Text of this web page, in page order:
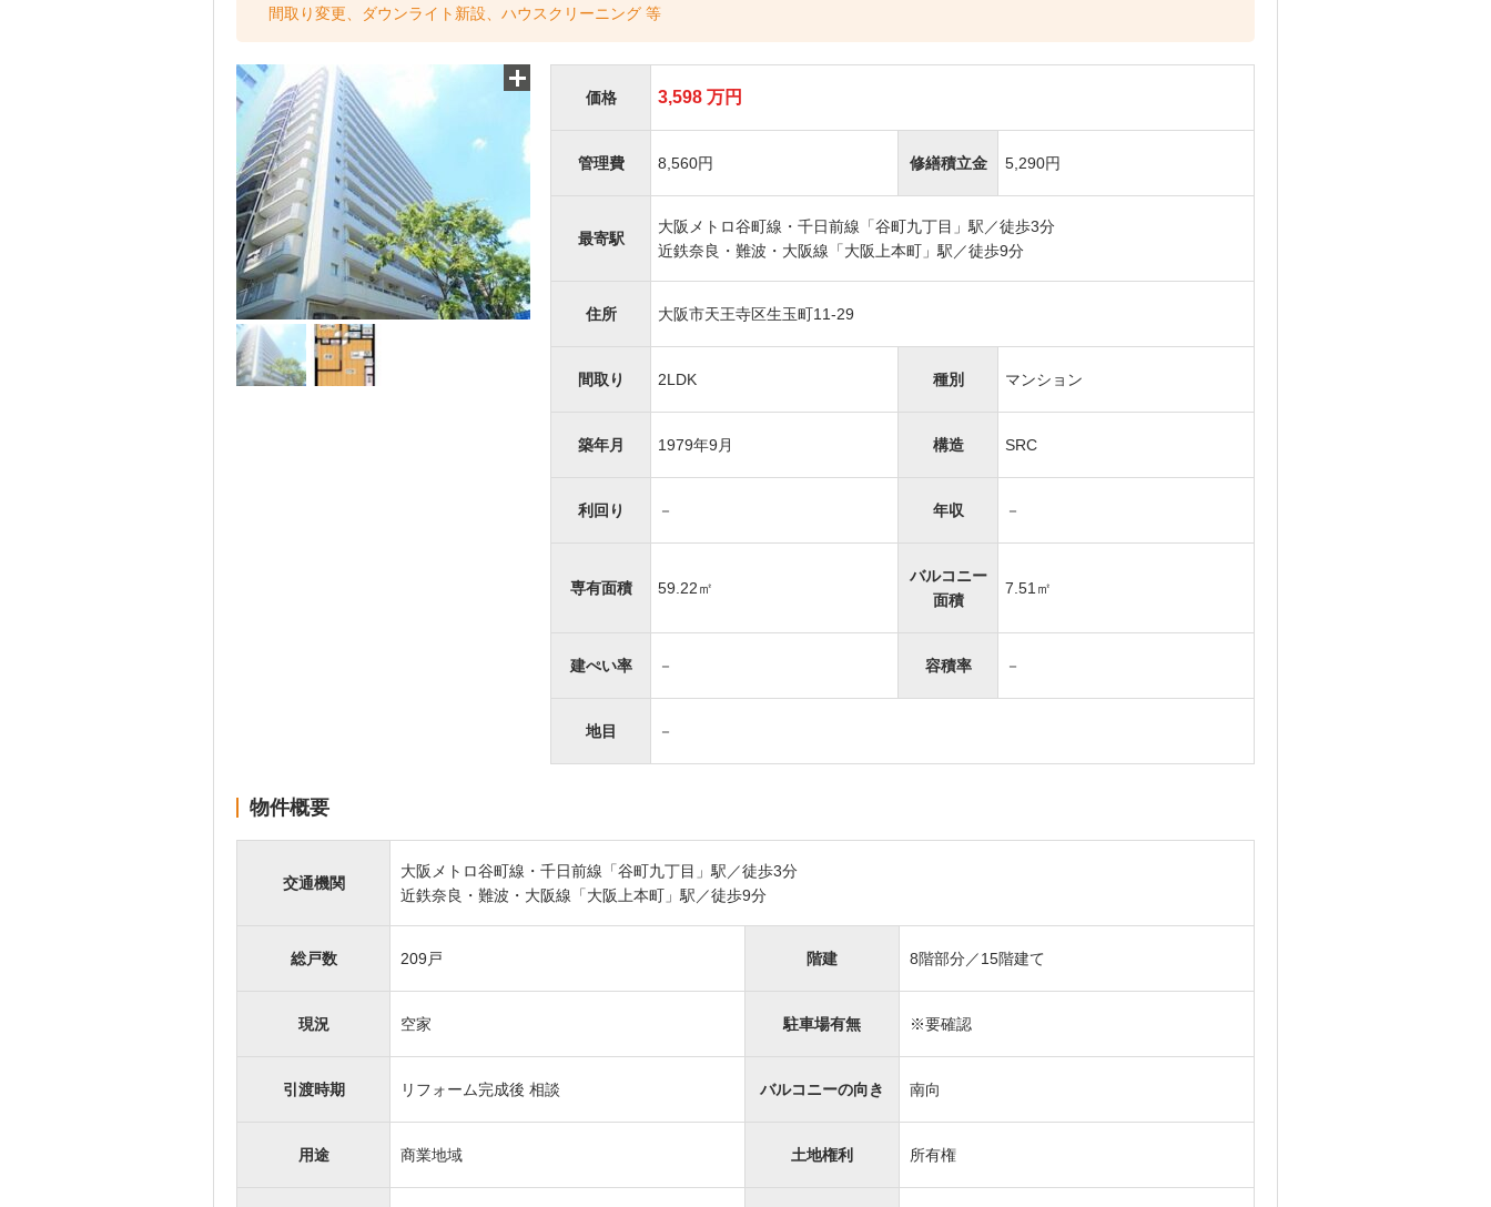
間取り変更、ダウンライト新設、ハウスクリーニング 等
価格 3,598 万円
管理費 8,560円 修繕積立金 5,290円
最寄駅
大阪メトロ谷町線・千日前線「谷町九丁目」駅／徒歩3分
近鉄奈良・難波・大阪線「大阪上本町」駅／徒歩9分
住所 大阪市天王寺区生玉町11-29
間取り 2LDK 種別 マンション
築年月 1979年9月 構造 SRC
利回り － 年収 －
専有面積 59.22㎡
バルコニー
面積
7.51㎡
建ぺい率 － 容積率 －
地目 －
物件概要
交通機関
大阪メトロ谷町線・千日前線「谷町九丁目」駅／徒歩3分
近鉄奈良・難波・大阪線「大阪上本町」駅／徒歩9分
総戸数 209戸 階建 8階部分／15階建て
現況 空家 駐車場有無 ※要確認
引渡時期 リフォーム完成後 相談 バルコニーの向き 南向
用途 商業地域 土地権利 所有権